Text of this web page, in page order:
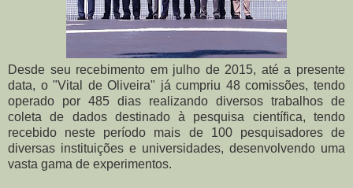
Desde seu recebimento em julho de 2015, até a presente
data, o "Vital de Oliveira" já cumpriu 48 comissões, tendo
operado por 485 dias realizando diversos trabalhos de
coleta de dados destinado à pesquisa científica, tendo
recebido neste período mais de 100 pesquisadores de
diversas instituições e universidades, desenvolvendo uma
vasta gama de experimentos.